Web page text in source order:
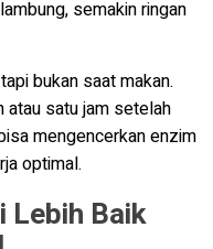
semakin ringan
bukan saat makan.
atau satu jam setelah
mengencerkan enzim
optimal.
Lebih Baik